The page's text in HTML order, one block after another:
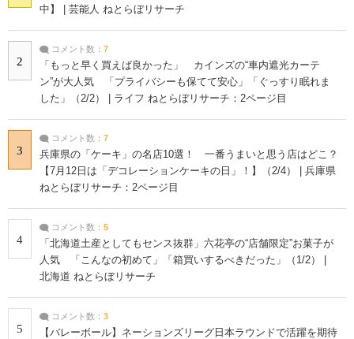
中】 | 芸能人 ねとらぼリサーチ
2
コメント数： 7
「もっと早く買えば良かった」 カインズの“車内遮光カーテ
ン”が大人気 「プライバシーも保てて安心」「ぐっすり眠れま
した」（2/2） | ライフ ねとらぼリサーチ：2ページ目
3
コメント数： 7
兵庫県の「ケーキ」の名店10選！ 一番うまいと思う店はどこ？
【7月12日は「デコレーションケーキの日」！】（2/4） | 兵庫県
ねとらぼリサーチ：2ページ目
4
コメント数： 5
「北海道土産としてもセンス抜群」六花亭の“店舗限定”お菓子が
人気 「こんなの初めて」「箱買いするべきだった」（1/2） |
北海道 ねとらぼリサーチ
5
コメント数： 3
【バレーボール】ネーションズリーグ日本ラウンドで活躍を期待